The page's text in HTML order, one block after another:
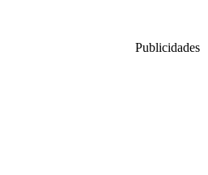
Publicidades